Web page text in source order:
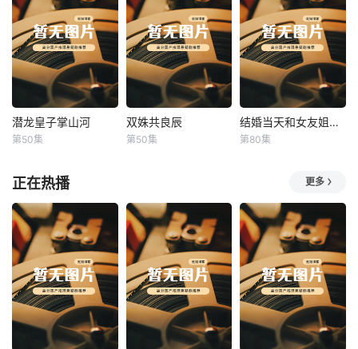
潜龙皇子掌山河
潜龙皇子掌山河
第50集
双姝共良辰
双姝共良辰
第50集
结婚当天和女友姐姐一起穿越了 结婚当天和女友姐姐一起穿越了
第80集
正在热播 更多